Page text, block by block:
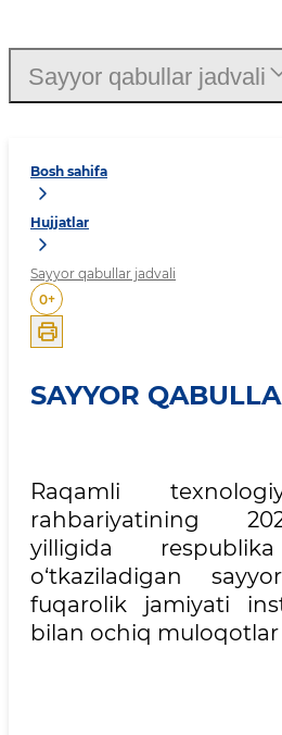
Bosh sahifa
Hujjatlar
Sayyor qabullar jadvali
0+
SAYYOR
Raqamli
rahbariyatining
yilligida
o‘tkaziladigan
fuqarolik jamiyati
bilan ochiq muloqotlar
Sayyor qabullar jadvali